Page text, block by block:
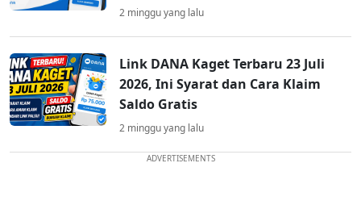
2 minggu yang lalu
Link DANA Kaget Terbaru 23 Juli
2026, Ini Syarat dan Cara Klaim
Saldo Gratis
2 minggu yang lalu
ADVERTISEMENTS